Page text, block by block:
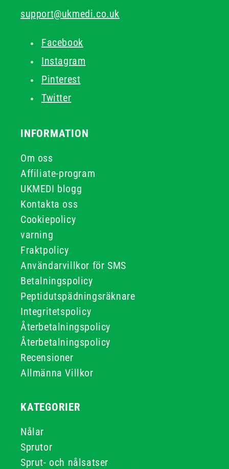
support@ukmedi.co.uk
Facebook
Instagram
Pinterest
Twitter
INFORMATION
Om oss
Affiliate-program
UKMEDI blogg
Kontakta oss
Cookiepolicy
varning
Fraktpolicy
Användarvillkor för SMS
Betalningspolicy
Peptidutspädningsräknare
Integritetspolicy
Återbetalningspolicy
Återbetalningspolicy
Recensioner
Allmänna Villkor
KATEGORIER
Nålar
Sprutor
Sprut- och nålsatser